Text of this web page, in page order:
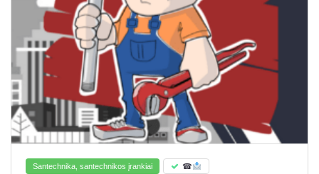
Santechnika, santechnikos įrankiai ☎